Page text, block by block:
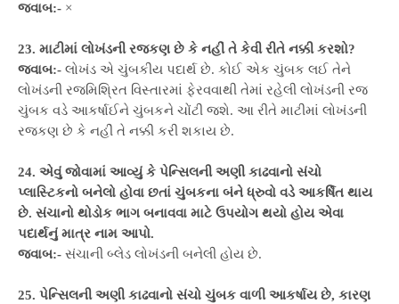
જવાબ:- ×
23. માટીમાં લોખંડની રજકણ છે કે નહીં તે કેવી રીતે નક્કી કરશો?
જવાબ:- લોખંડ એ ચુંબકીય પદાર્થ છે. કોઈ એક ચુંબક લઈ તેને
લોખંડની રજમિશ્રિત વિસ્તારમાં ફેરવવાથી તેમાં રહેલી લોખંડની રજ
ચુંબક વડે આકર્ષાઈને ચુંબકને ચોંટી જશે. આ રીતે માટીમાં લોખંડની
રજકણ છે કે નહીં તે નક્કી કરી શકાય છે.
24. એવું જોવામાં આવ્યું કે પેન્સિલની અણી કાઢવાનો સંચો
પ્લાસ્ટિકનો બનેલો હોવા છતાં ચુંબકના બંને ધ્રુવો વડે આકર્ષિત થાય
છે. સંચાનો થોડોક ભાગ બનાવવા માટે ઉપયોગ થયો હોય એવા
પદાર્થનું માત્ર નામ આપો.
જવાબ:- સંચાની બ્લેડ લોખંડની બનેલી હોય છે.
25. પેન્સિલની અણી કાઢવાનો સંચો ચુંબક વાળી આકર્ષાય છે, કારણ